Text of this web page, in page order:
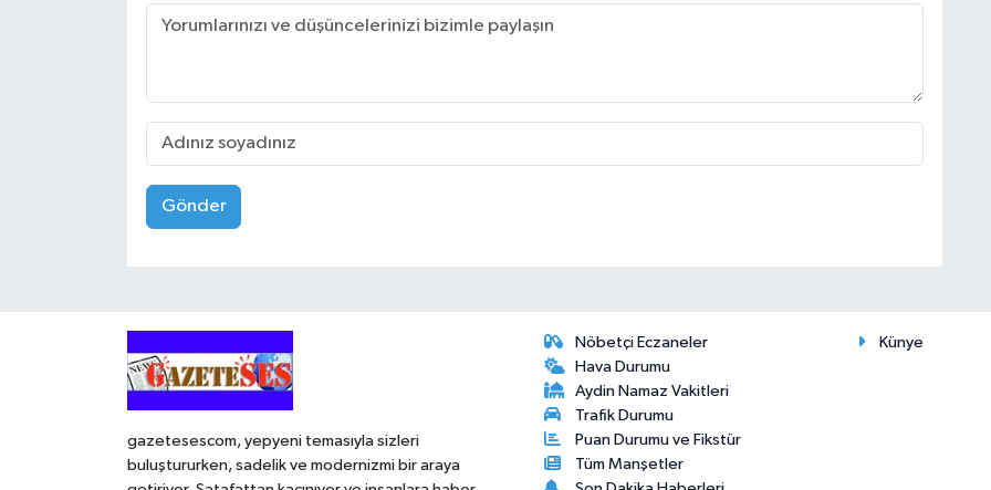
Gönder
gazetesescom, yepyeni temasıyla sizleri
buluştururken, sadelik ve modernizmi bir araya
Nöbetçi Eczaneler
Hava Durumu
Aydin Namaz Vakitleri
Trafik Durumu
Puan Durumu ve Fikstür
Tüm Manşetler
Künye